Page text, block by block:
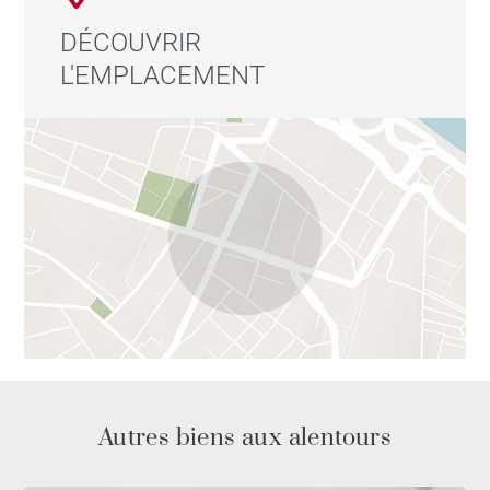
DÉCOUVRIR
L'EMPLACEMENT
Autres biens aux alentours